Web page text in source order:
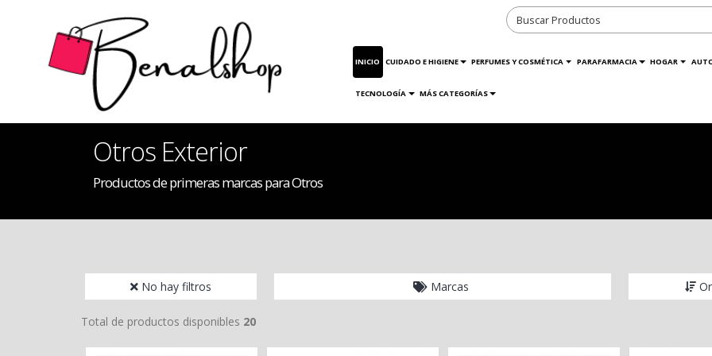
INICIO CUIDADO E HIGIENE PERFUMES Y COSMÉTICA PARAFARMACIA HOGAR
TECNOLOGÍA MÁS CATEGORÍAS
Otros Exterior
Productos de primeras marcas para Otros
No hay filtros Marcas
Total de productos disponibles 20